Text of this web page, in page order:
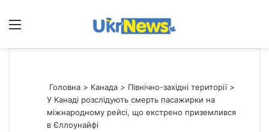
Меню
Головна > Канада > Північно-західні території>
У Канаді розслідують смерть пасажирки на
міжнародному рейсі, що екстрено приземлився
в Єллоунайфі